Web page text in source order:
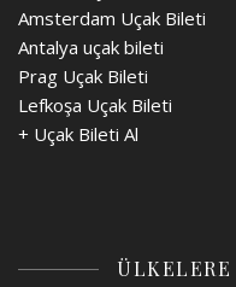
Amsterdam Uçak Bileti
Antalya uçak bileti
Prag Uçak Bileti
Lefkoşa Uçak Bileti
+ Uçak Bileti Al